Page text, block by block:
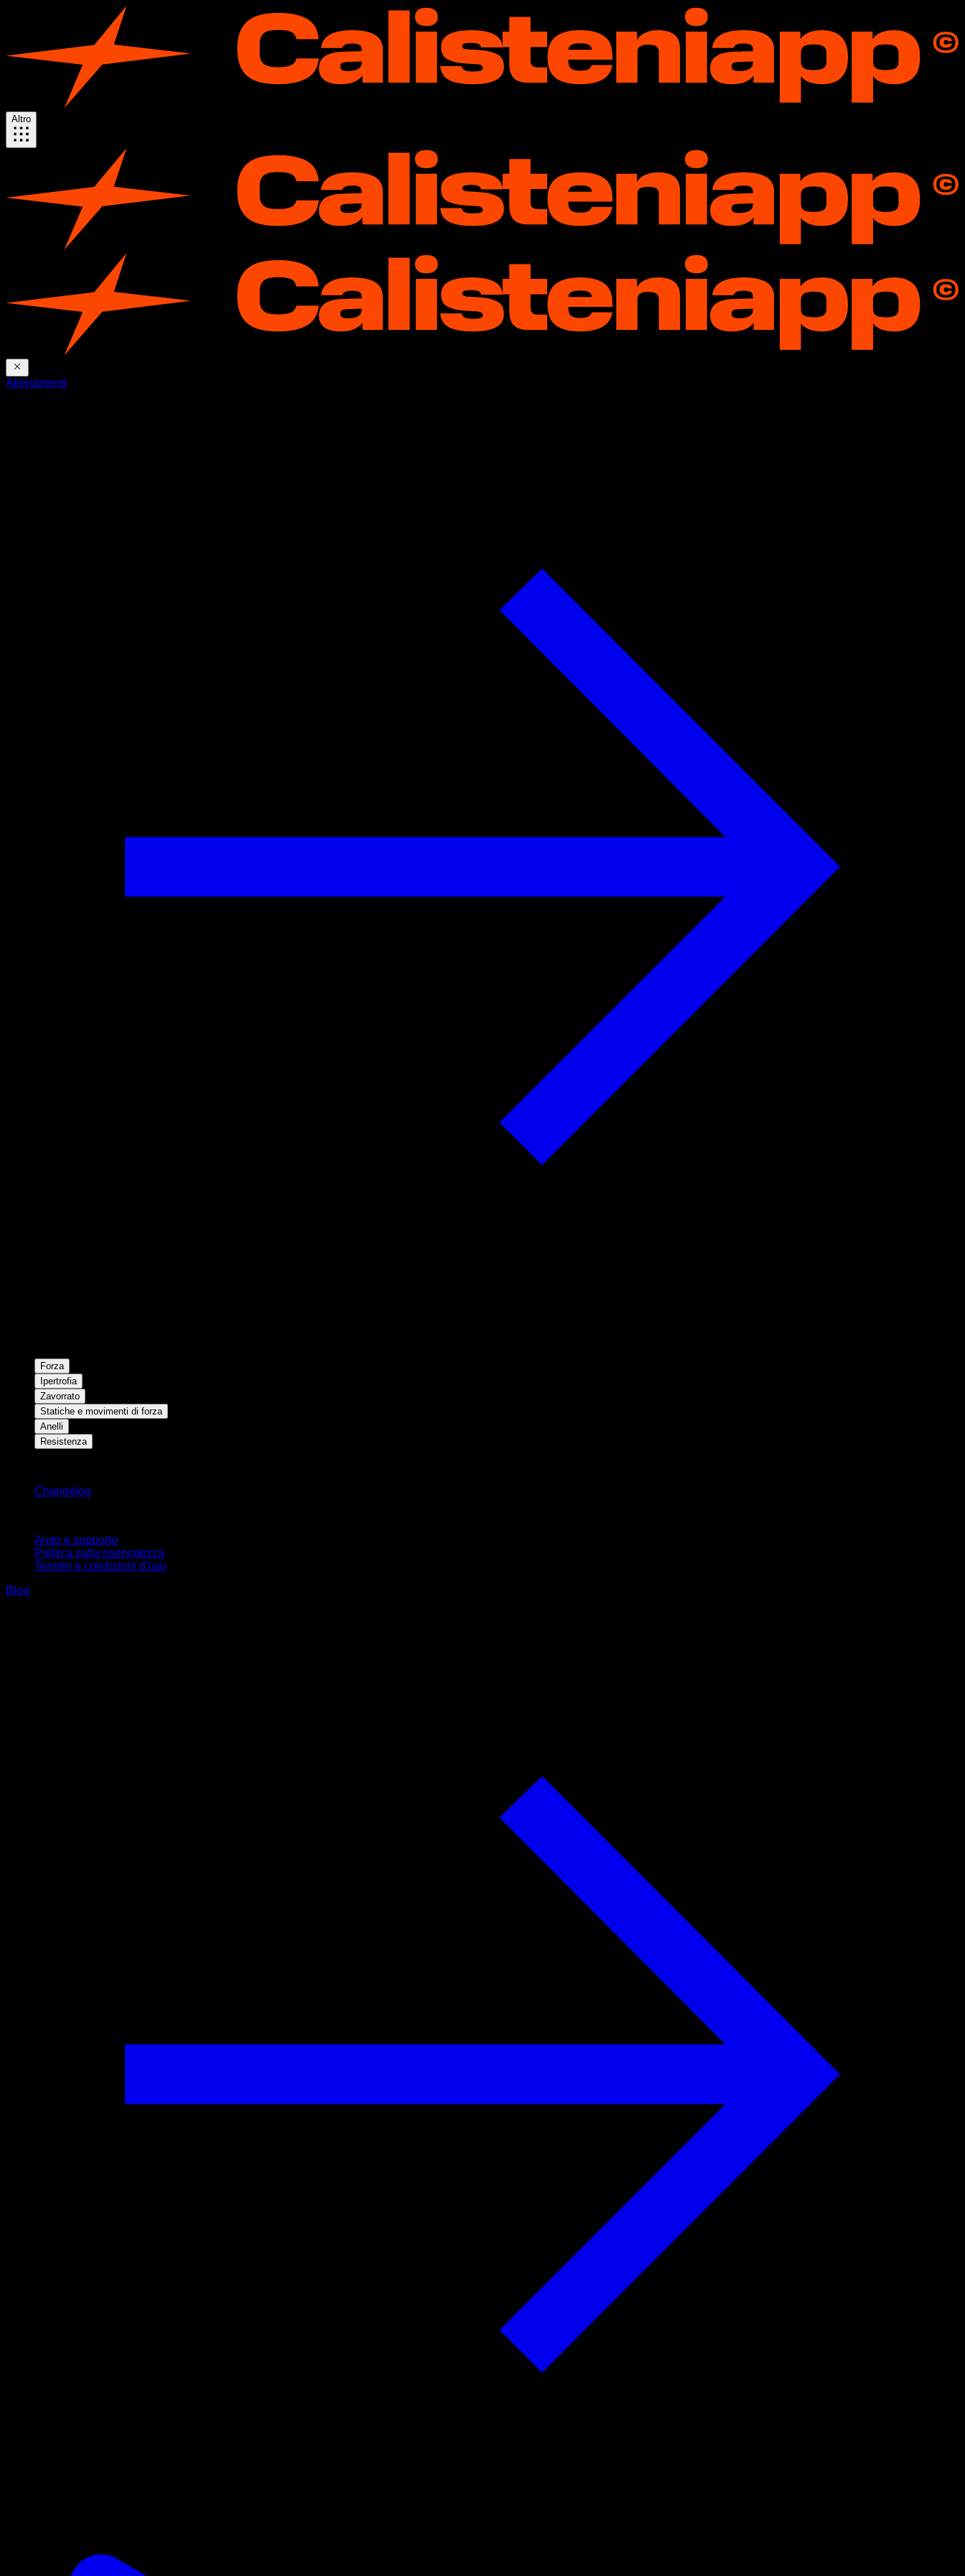
Altro
Allenamenti
Forza
Ipertrofia
Zavorrato
Statiche e movimenti di forza
Anelli
Resistenza
Changelog
Aiuto e supporto
Politica sulla riservatezza
Termini e condizioni d'uso
Blog